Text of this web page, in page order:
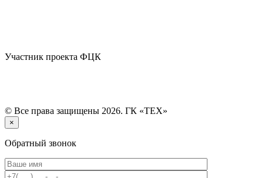
Участник проекта ФЦК
© Все права защищены 2026. ГК «ТЕХ»
×
Обратный звонок